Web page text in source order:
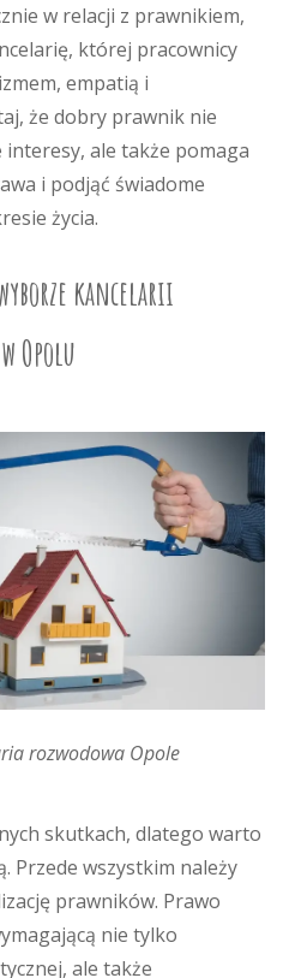
w relacji z prawnikiem,
której pracownicy
empatią i
że dobry prawnik nie
ale także pomaga
i podjąć świadome
życia.
kancelarii
Opolu
rozwodowa Opole
skutkach, dlatego warto
Przede wszystkim należy
prawników. Prawo
nie tylko
ale także